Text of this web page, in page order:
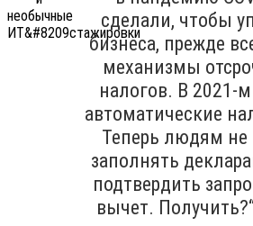
сделали, чтобы
бизнеса, прежде
механизмы
налогов. В 2021-
автоматические
Теперь людям не
заполнять
подтвердить
вычет.